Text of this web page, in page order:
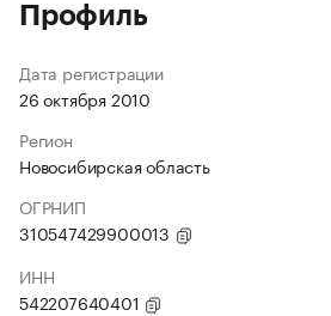
Профиль
Дата регистрации
26 октября 2010
Регион
Новосибирская область
ОГРНИП
310547429900013
ИНН
542207640401